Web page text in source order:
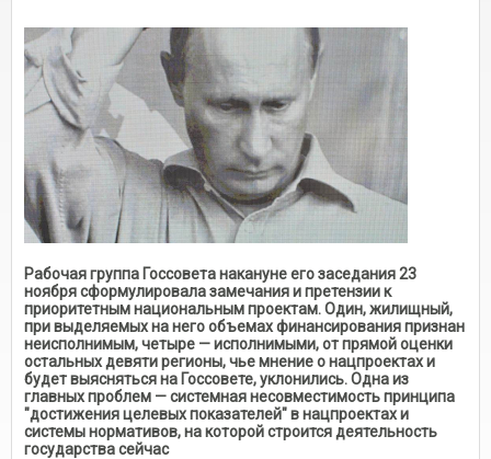
Рабочая группа Госсовета накануне его заседания 23
ноября сформулировала замечания и претензии к
приоритетным национальным проектам. Один, жилищный,
при выделяемых на него объемах финансирования признан
неисполнимым, четыре — исполнимыми, от прямой оценки
остальных девяти регионы, чье мнение о нацпроектах и
будет выясняться на Госсовете, уклонились. Одна из
главных проблем — системная несовместимость принципа
"достижения целевых показателей" в нацпроектах и
системы нормативов, на которой строится деятельность
государства сейчас